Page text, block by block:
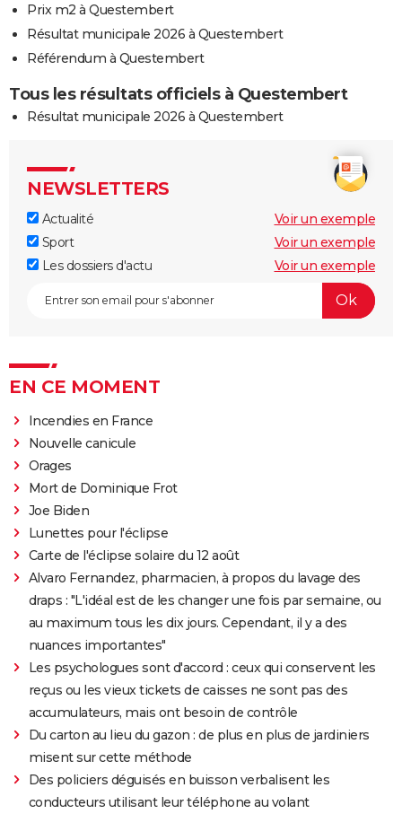
Prix m2 à Questembert
Résultat municipale 2026 à Questembert
Référendum à Questembert
Tous les résultats officiels à Questembert
Résultat municipale 2026 à Questembert
NEWSLETTERS
Actualité
Voir un exemple
Sport
Voir un exemple
Les dossiers d'actu
Voir un exemple
EN CE MOMENT
Incendies en France
Nouvelle canicule
Orages
Mort de Dominique Frot
Joe Biden
Lunettes pour l'éclipse
Carte de l'éclipse solaire du 12 août
Alvaro Fernandez, pharmacien, à propos du lavage des
draps : "L'idéal est de les changer une fois par semaine, ou
au maximum tous les dix jours. Cependant, il y a des
nuances importantes"
Les psychologues sont d'accord : ceux qui conservent les
reçus ou les vieux tickets de caisses ne sont pas des
accumulateurs, mais ont besoin de contrôle
Du carton au lieu du gazon : de plus en plus de jardiniers
misent sur cette méthode
Des policiers déguisés en buisson verbalisent les
conducteurs utilisant leur téléphone au volant